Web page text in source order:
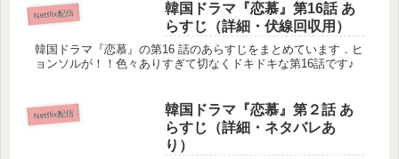
Netflix配信
韓国ドラマ『恋慕』第16話 あ
らすじ（詳細・伏線回収用）
韓国ドラマ『恋慕』の第16 話のあらすじをまとめています．ヒ
ョンソルが！！色々ありすぎて切なくドキドキな第16話です♪
Netflix配信
韓国ドラマ『恋慕』第２話 あ
らすじ（詳細・ネタバレあ
り）